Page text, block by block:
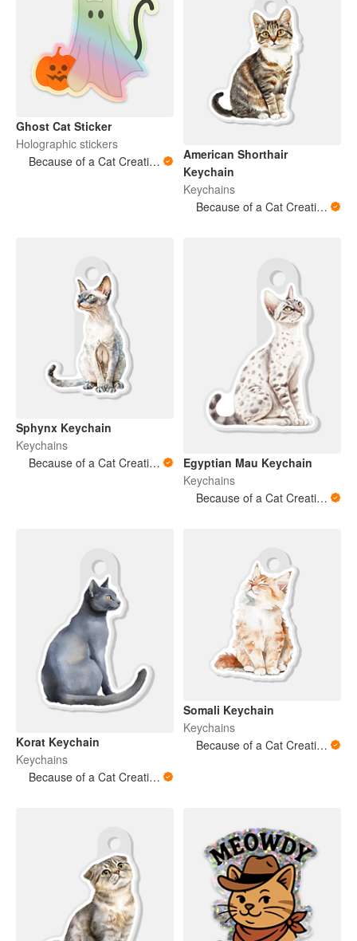
Ghost Cat Sticker
Holographic stickers
Because of a Cat Creations
American Shorthair
Keychain
Keychains
Because of a Cat Creations
Sphynx Keychain
Keychains
Because of a Cat Creations
Egyptian Mau Keychain
Keychains
Because of a Cat Creations
Korat Keychain
Keychains
Because of a Cat Creations
Somali Keychain
Keychains
Because of a Cat Creations